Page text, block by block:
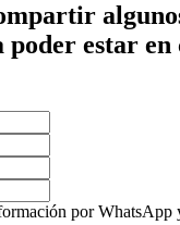
poder estar en
por WhatsApp